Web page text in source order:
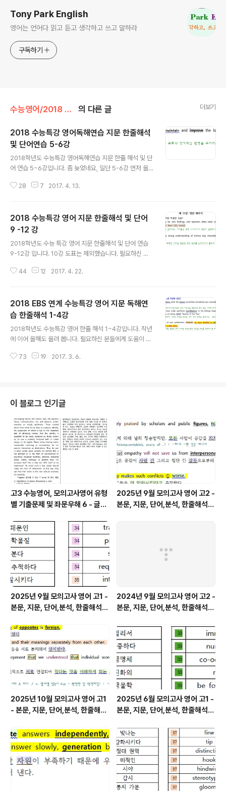
Tony Park English
영어는 언어다 읽고 듣고 생각하고 쓰고 말하라
구독하기
수능영어/2018 수능연계영어 의 다른 글 더보기
2018 수능특강 영어독해연습 지문 한줄해석
및 단어연습 5-6강
2018학년도 수능특강 영어독해연습 지문 한줄 해석 및 단
어 연습 5~6강입니다. 좀 늦었네요, 일단 5-6강 먼저 올
혼자 공부하는 학생들에게 도움이 되길 기대합니다. 단어
다. 모두 직접 작업한 것이며 편집 가능본입니다 첨부파일
다운받아 쓰세요 오탈자나 오류 있을 수 있습니다. 자료에
대한 오류 건의 및 의견, 질문 환영합니다. 어법 어휘 선택
문제 등 기타자료 필요하신 분들 댓글 남겨주시면 고려하
주세요. 필요하신 분들이 많이 계셔야 계속 올릴 수 있습니
28 7 2017. 4. 13.
2018 수능특강 영어 지문 한줄해석 및 단어
9 -12 강
2018학년도 수능 특강 영어 지문 한줄해석 및 단어 연습
9-12강 입니다. 10강 도표는 제외했습니다. 필요하신 분
분들께 도움이 되길 기대합니다. 모두 직접 제작한 것이며
요 많은 시간과 에너지가 필요한 작업입니다. 필요하신 분
들이 확인되어야 계속 올릴 수 있습니다.
44 12 2017. 4. 22.
2018 EBS 연계 수능특강 영어 지문 독해연
습 한줄해석 1-4강
2018학년도 수능특강 영어 한줄 해석 1~4강입니다. 작년
에 이어 올해도 올려 봅니다. 필요하신 분들에게 도움이 되
기대합니다. 모두 직접 작업한 것이며 편집 가능본입니다
계속 올립니다.
73 19 2017. 3. 6.
이 블로그 인기글
고3 수능영어, 모의고사영어 유형
별 기출문제 및 좌문우해 6 - 글의
2025년 9월 모의고사 영어 고2 -
본문, 지문, 단어,분석, 한줄해석,
2025년 9월 모의고사 영어 고1 -
본문, 지문, 단어,분석, 한줄해석,
2024년 9월 모의고사 영어 고2 -
본문, 지문, 단어,분석, 한줄해석,
2025년 10월 모의고사 영어 고1
- 본문, 지문, 단어,분석, 한줄해석,
2025년 6월 모의고사 영어 고1 -
본문, 지문, 단어,분석, 한줄해석,